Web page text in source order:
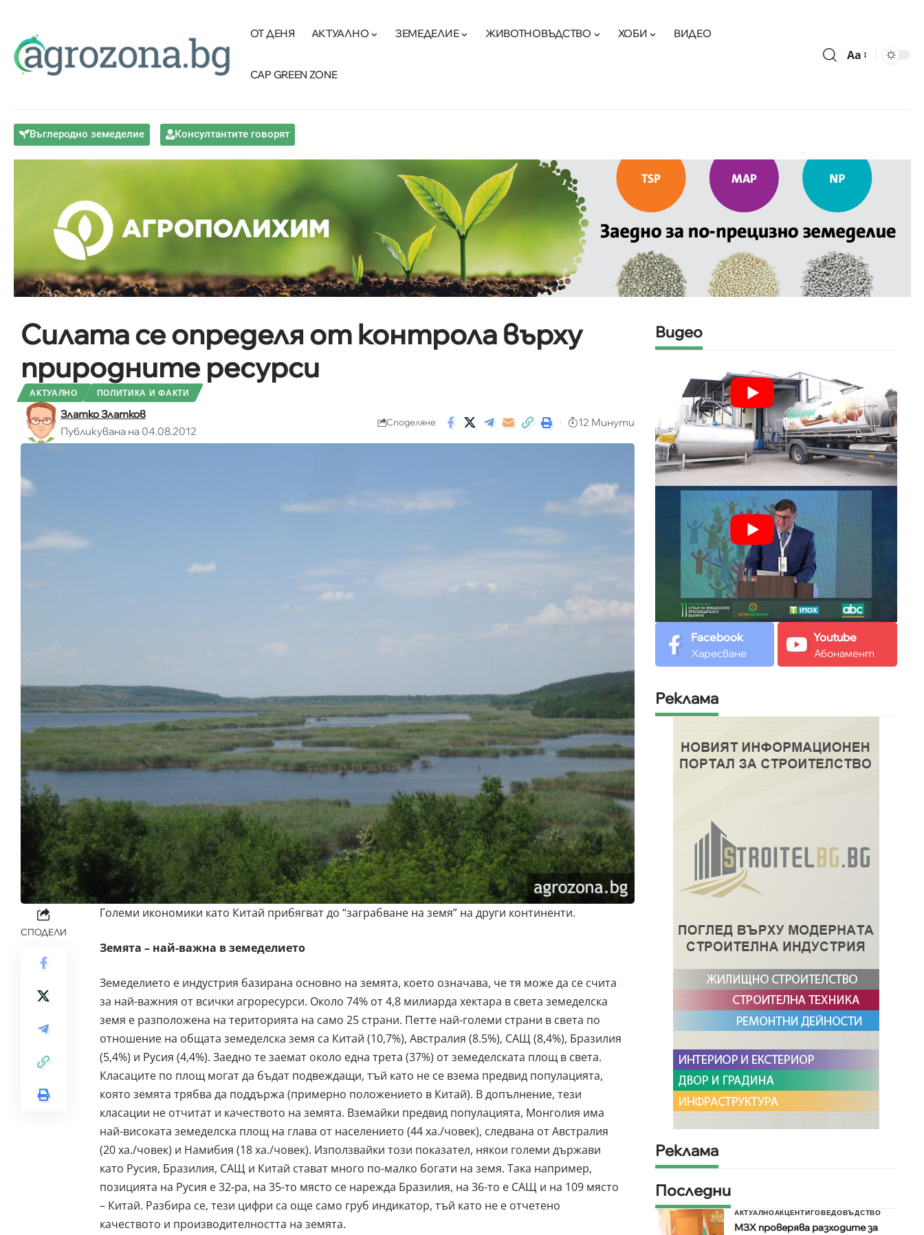
ОТ ДЕНЯ АКТУАЛНО ЗЕМЕДЕЛИЕ ЖИВОТНОВЪДСТВО ХОБИ ВИДЕО
CAP GREEN ZONE
Aa
Въглеродно земеделие Консултантите говорят
Силата се определя от контрола върху
природните ресурси
АКТУАЛНО ПОЛИТИКА И ФАКТИ
Златко Златков
Публикувана на 04.08.2012
Споделяне 12 Минути
СПОДЕЛИ
Големи икономики като Китай прибягват до “заграбване на земя” на други континенти.
Земята – най-важна в земеделието
Земеделието е индустрия базирана основно на земята, което означава, че тя може да се счита
за най-важния от всички агроресурси. Около 74% от 4,8 милиарда хектара в света земеделска
земя е разположена на територията на само 25 страни. Петте най-големи страни в света по
отношение на общата земеделска земя са Китай (10,7%), Австралия (8.5%), САЩ (8,4%), Бразилия
(5,4%) и Русия (4,4%). Заедно те заемат около една трета (37%) от земеделската площ в света.
Класаците по площ могат да бъдат подвеждащи, тъй като не се взема предвид популацията,
която земята трябва да поддържа (примерно положението в Китай). В допълнение, тези
класации не отчитат и качеството на земята. Вземайки предвид популацията, Монголия има
най-високата земеделска площ на глава от населението (44 ха./човек), следвана от Австралия
(20 ха./човек) и Намибия (18 ха./човек). Използвайки този показател, някои големи държави
като Русия, Бразилия, САЩ и Китай стават много по-малко богати на земя. Така например,
позицията на Русия е 32-ра, на 35-то място се нарежда Бразилия, на 36-то е САЩ и на 109 място
– Китай. Разбира се, тези цифри са още само груб индикатор, тъй като не е отчетено
качеството и производителността на земята.
Видео
Facebook
Харесване
Youtube
Абонамент
Реклама
Реклама
Последни
АКТУАЛНОАКЦЕНТИГОВЕДОВЪДСТВО
МЗХ проверява разходите за